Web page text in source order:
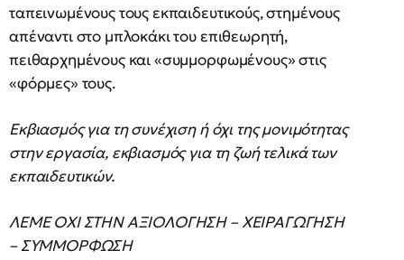
ταπεινωμένους τους εκπαιδευτικούς, στημένους
απέναντι στο μπλοκάκι του επιθεωρητή,
πειθαρχημένους και «συμμορφωμένους» στις
«φόρμες» τους.
Εκβιασμός για τη συνέχιση ή όχι της μονιμότητας
στην εργασία, εκβιασμός για τη ζωή τελικά των
εκπαιδευτικών.
ΛΕΜΕ ΟΧΙ ΣΤΗΝ ΑΞΙΟΛΟΓΗΣΗ – ΧΕΙΡΑΓΩΓΗΣΗ
– ΣΥΜΜΟΡΦΩΣΗ